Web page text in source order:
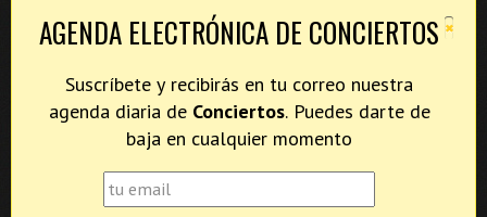
×
AGENDA ELECTRÓNICA DE CONCIERTOS
Suscríbete y recibirás en tu correo nuestra
agenda diaria de Conciertos. Puedes darte de
baja en cualquier momento